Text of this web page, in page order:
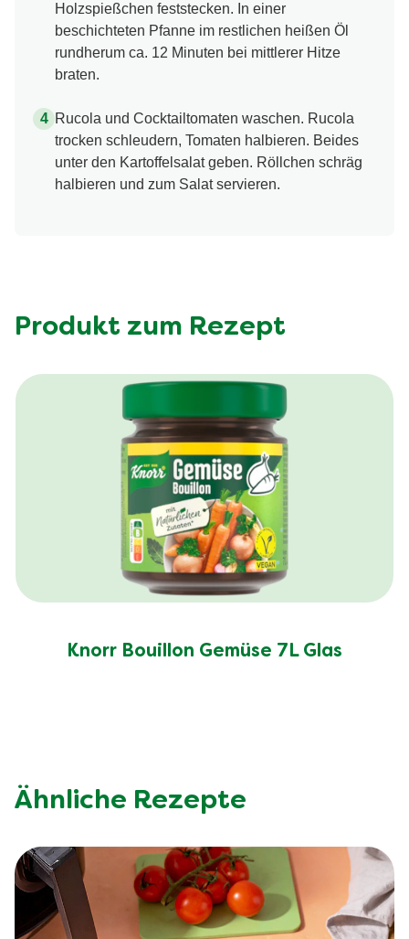
Holzspießchen feststecken. In einer
beschichteten Pfanne im restlichen heißen Öl
rundherum ca. 12 Minuten bei mittlerer Hitze
braten.
Rucola und Cocktailtomaten waschen. Rucola
trocken schleudern, Tomaten halbieren. Beides
unter den Kartoffelsalat geben. Röllchen schräg
halbieren und zum Salat servieren.
Produkt zum Rezept
Knorr Bouillon Gemüse 7L Glas
Ähnliche Rezepte